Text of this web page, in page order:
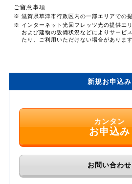
ご留意事項
※ 滋賀県草津市行政区内の一部エリアでの提
※ インターネット光回フレッツ光の提供エ
および建物の設備状況などによりサービ
たり、ご利用いただけない場合があります
新規お申込み
カンタン
お申込み
お問い合わせ